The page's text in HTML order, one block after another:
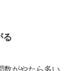
る
数がやたら多い